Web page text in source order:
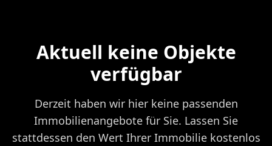
Aktuell keine Objekte
verfügbar
Derzeit haben wir hier keine passenden
Immobilienangebote für Sie. Lassen Sie
stattdessen den Wert Ihrer Immobilie kostenlos